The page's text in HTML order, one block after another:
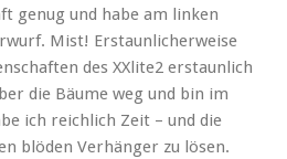
genug und habe am linken
Mist! Erstaunlicherweise
des XXlite2 erstaunlich
die Bäume weg und bin im
ich reichlich Zeit – und die
blöden Verhänger zu lösen.